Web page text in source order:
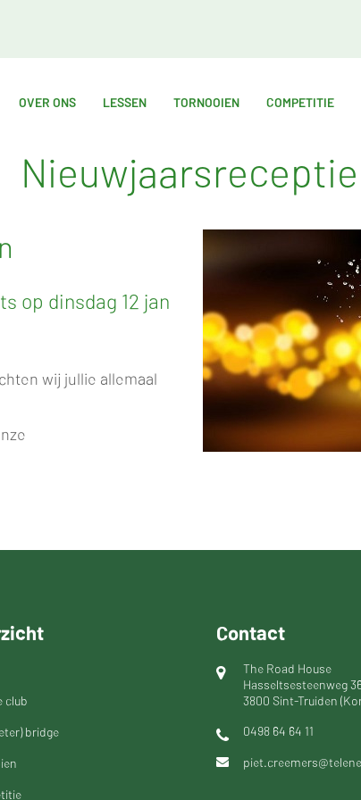
OVER ONS LESSEN TORNOOIEN COMPETITIE
Nieuwjaarsreceptie
op dinsdag 12 jan
wij jullie allemaal
club
bridge
Contact
The Road House
Hasseltsesteenweg
3800 Sint-Truiden
0498 64 64 11